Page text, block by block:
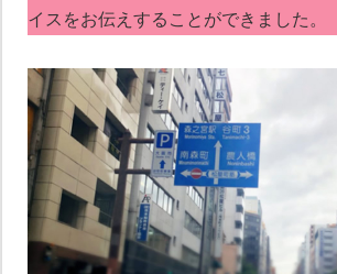
イスをお伝えすることができました。